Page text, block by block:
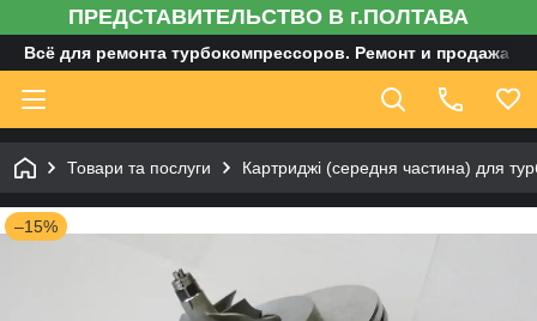
ПРЕДСТАВИТЕЛЬСТВО В г.ПОЛТАВА
Всё для ремонта турбокомпрессоров. Ремонт и продажа
Товари та послуги Картриджі (середня частина) для
–15%